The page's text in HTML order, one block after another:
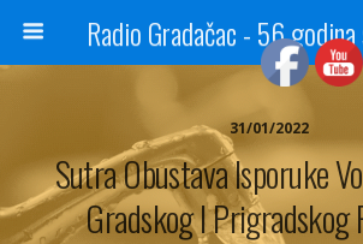
31/01/2022
Sutra Obustava Isporuke
Gradskog I Prigradskog